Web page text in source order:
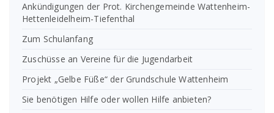
Ankündigungen der Prot. Kirchengemeinde Wattenheim-
Hettenleidelheim-Tiefenthal
Zum Schulanfang
Zuschüsse an Vereine für die Jugendarbeit
Projekt „Gelbe Füße“ der Grundschule Wattenheim
Sie benötigen Hilfe oder wollen Hilfe anbieten?